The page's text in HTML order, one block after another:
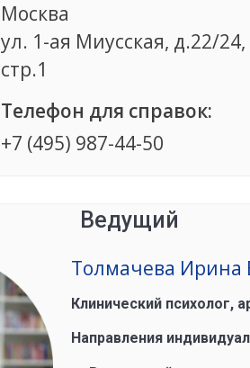
Москва
ул. 1-ая Миусская, д.22/24,
стр.1
Телефон для справок:
+7 (495) 987-44-50
Ведущий
Толмачева Ирина
Клинический психолог,
Направления